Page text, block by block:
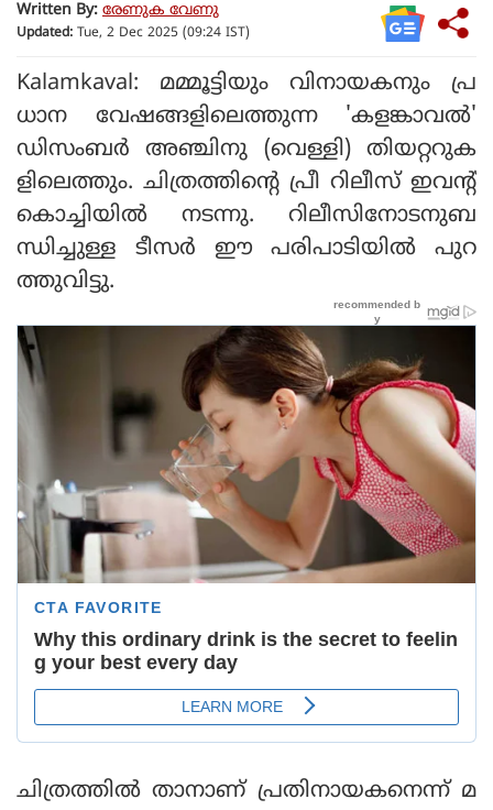
Written By: രേണുക വേണു
Updated: Tue, 2 Dec 2025 (09:24 IST)
Kalamkaval: മമ്മൂട്ടിയും വിനായകനും പ്ര
ധാന വേഷങ്ങളിലെത്തുന്ന 'കളങ്കാവല്‍'
ഡിസംബര്‍ അഞ്ചിനു (വെള്ളി) തിയറ്ററുക
ളിലെത്തും. ചിത്രത്തിന്റെ പ്രീ റിലീസ് ഇവന്റ്
കൊച്ചിയില്‍ നടന്നു. റിലീസിനോടനുബ
ന്ധിച്ചുള്ള ടീസര്‍ ഈ പരിപാടിയില്‍ പുറ
ത്തുവിട്ടു.
ചിത്രത്തില്‍ താനാണ് പ്രതിനായകനെന്ന് മ